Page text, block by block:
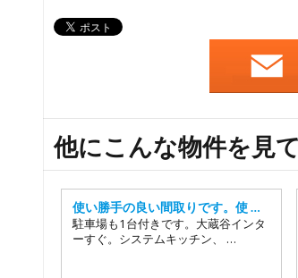
他にこんな物件を見
使い勝手の良い間取りです。使 …
駐車場も1台付きです。大蔵谷インタ
ーすぐ。システムキッチン、 …